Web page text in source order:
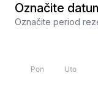
Označite
Označite period